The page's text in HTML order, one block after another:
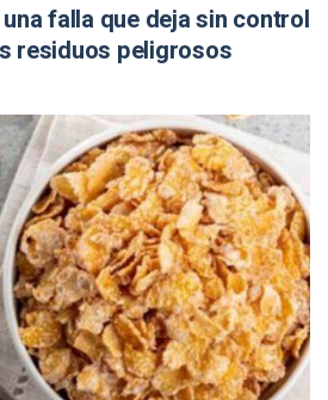
falla que deja sin control
residuos peligrosos